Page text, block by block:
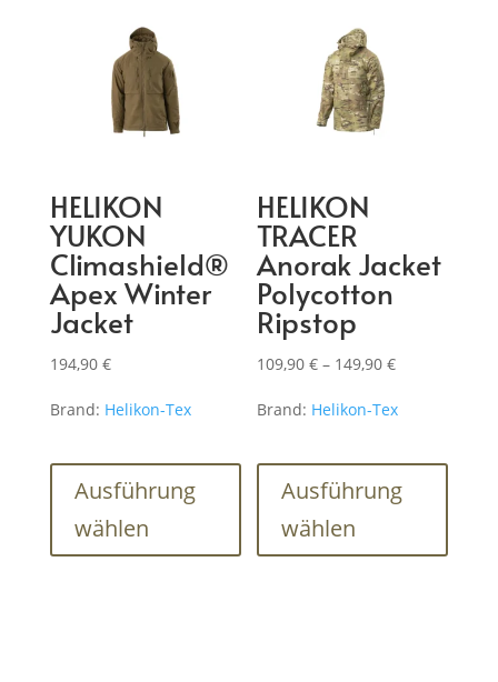
HELIKON
YUKON
Climashield®
Apex Winter
Jacket
194,90 €
Brand: Helikon-Tex
Ausführung
wählen
Produkt
mehrere
HELIKON
TRACER
Anorak Jacket
Polycotton
Ripstop
109,90€ – 149,90€Preisspanne:
bis
Brand: Helikon-Tex
Ausführung
wählen